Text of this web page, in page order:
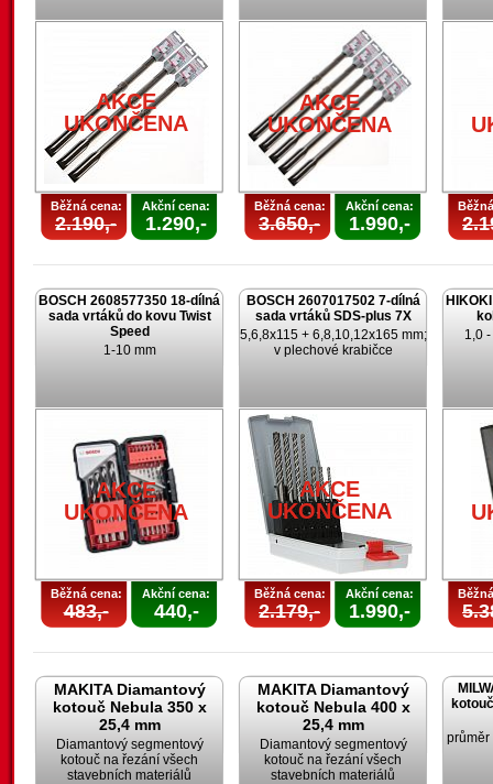
AKCE
UKONČENA
Běžná cena:
2.190,-
Akční cena:
1.290,-
AKCE
UKONČENA
Běžná cena:
3.650,-
Akční cena:
1.990,-
BOSCH 2608577350 18-dílná
sada vrtáků do kovu Twist
Speed
1-10 mm
AKCE
UKONČENA
Běžná cena:
483,-
Akční cena:
440,-
BOSCH 2607017502 7-dílná
sada vrtáků SDS-plus 7X
5,6,8x115 + 6,8,10,12x165 mm;
v plechové krabičce
AKCE
UKONČENA
Běžná cena:
2.179,-
Akční cena:
1.990,-
1,0
MAKITA Diamantový
kotouč Nebula 350 x
25,4 mm
Diamantový segmentový
kotouč na řezání všech
stavebních materiálů
MAKITA Diamantový
kotouč Nebula 400 x
25,4 mm
Diamantový segmentový
kotouč na řezání všech
stavebních materiálů
průměr